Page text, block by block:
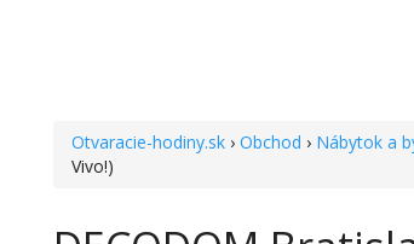
Otvaracie-hodiny.sk ›Obchod › Nábytok a
Vivo!)